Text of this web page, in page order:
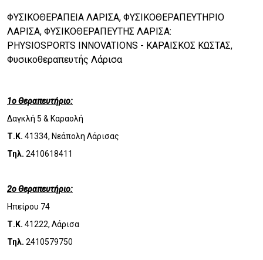
ΦΥΣΙΚΟΘΕΡΑΠΕΙΑ ΛΑΡΙΣΑ, ΦΥΣΙΚΟΘΕΡΑΠΕΥΤΗΡΙΟ
ΛΑΡΙΣΑ, ΦΥΣΙΚΟΘΕΡΑΠΕΥΤΗΣ ΛΑΡΙΣΑ:
PHYSIOSPORTS INNOVATIONS - ΚΑΡΑΙΣΚΟΣ ΚΩΣΤΑΣ,
Φυσικοθεραπευτής Λάρισα
1ο Θεραπευτήριο:
Δαγκλή 5 & Καραολή
Τ.Κ. 41334, Νεάπολη Λάρισας
Τηλ. 2410618411
2ο Θεραπευτήριο:
Ηπείρου 74
Τ.Κ. 41222, Λάρισα
Τηλ. 2410579750